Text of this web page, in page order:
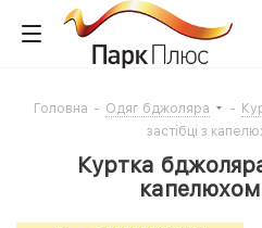
Головна - Одяг бджоляра -
застібці з
Куртка